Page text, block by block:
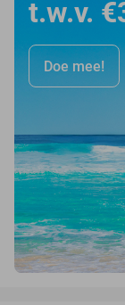
t.w.v.
Doe mee!